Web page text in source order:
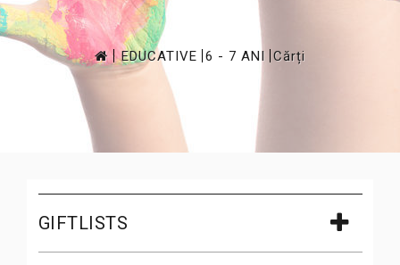
>
EDUCATIVE 6 - 7 ANI Cărți
GIFTLISTS